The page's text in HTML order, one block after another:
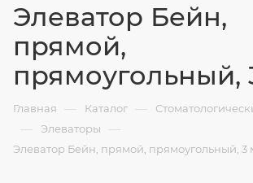
Элеватор Бейн,
прямой,
прямоугольный,
Главная — Каталог —
— Элеваторы —
Элеватор Бейн, прямой, прямоугольный, 3